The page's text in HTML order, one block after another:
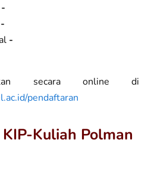
-
-
-
secara online di
pendaftaran
Kuliah Polman